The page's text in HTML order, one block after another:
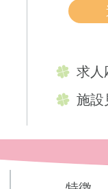
求人
施設